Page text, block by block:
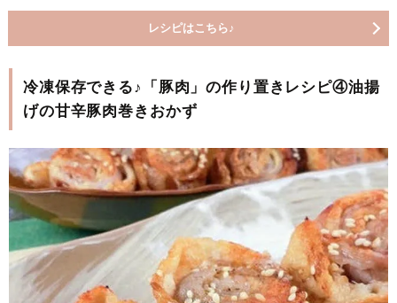
レシピはこちら♪
冷凍保存できる♪「豚肉」の作り置きレシピ④油揚
げの甘辛豚肉巻きおかず